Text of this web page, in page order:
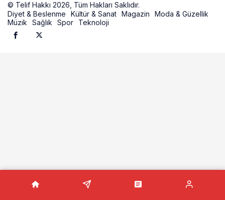
© Telif Hakkı 2026, Tüm Hakları Saklıdır.
Diyet & Beslenme
Kültür & Sanat Magazin
Moda & Güzellik
Müzik
Sağlık Spor Teknoloji